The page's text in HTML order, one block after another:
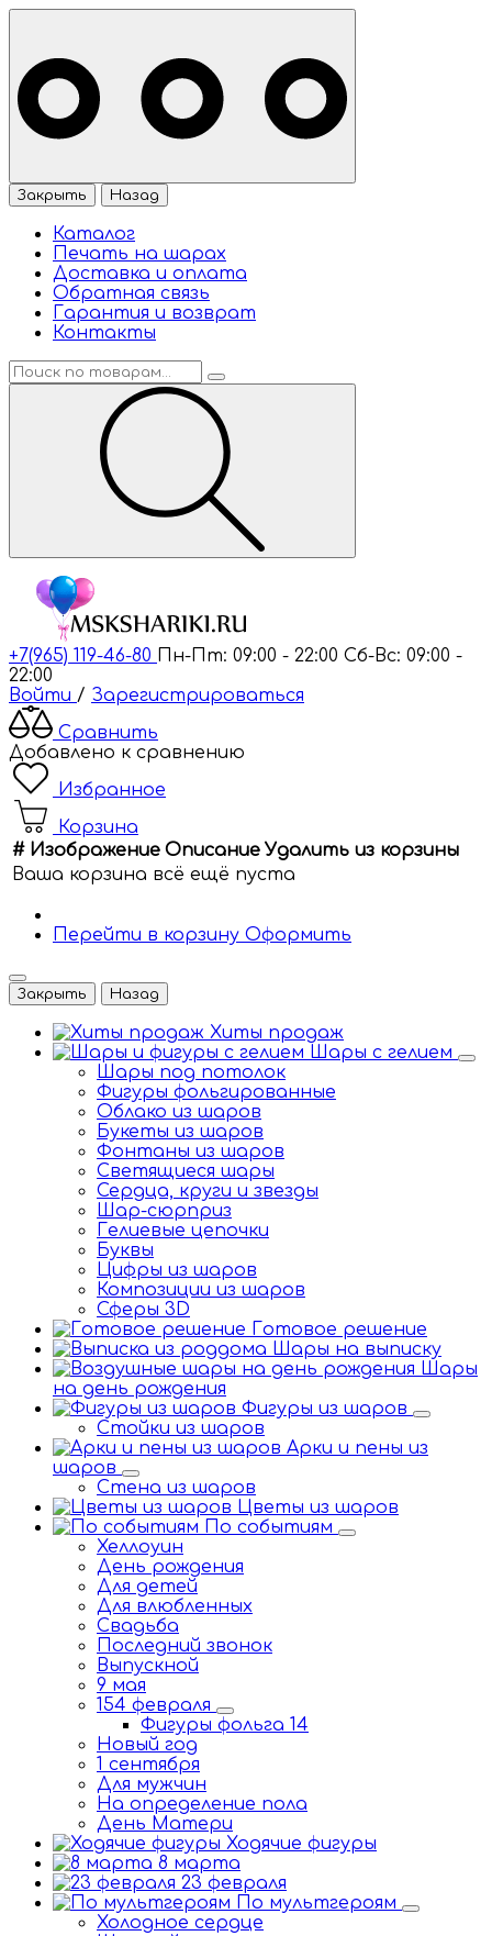
Закрыть Назад
Каталог
Печать на шарах
Доставка и оплата
Обратная связь
Гарантия и возврат
Контакты
+7(965) 119-46-80 Пн-Пт: 09:00 - 22:00 Сб-Вс: 09:00 -
22:00
Войти / Зарегистрироваться
Сравнить
Добавлено к сравнению
Избранное
Корзина
# Изображение Описание Удалить из корзины
Ваша корзина всё ещё пуста
Перейти в корзину Оформить
Закрыть Назад
Хиты продаж
Шары с гелием
Шары под потолок
Фигуры фольгированные
Облако из шаров
Букеты из шаров
Фонтаны из шаров
Светящиеся шары
Сердца, круги и звезды
Шар-сюрприз
Гелиевые цепочки
Буквы
Цифры из шаров
Композиции из шаров
Сферы 3D
Готовое решение
Шары на выписку
Шары
на день рождения
Фигуры из шаров
Стойки из шаров
Арки и пены из
шаров
Стена из шаров
Цветы из шаров
По событиям
Хеллоуин
День рождения
Для детей
Для влюбленных
Свадьба
Последний звонок
Выпускной
9 мая
154 февраля
Фигуры фольга 14
Новый год
1 сентября
Для мужчин
На определение пола
День Матери
Ходячие фигуры
8 марта
23 февраля
По мультгероям
Холодное сердце